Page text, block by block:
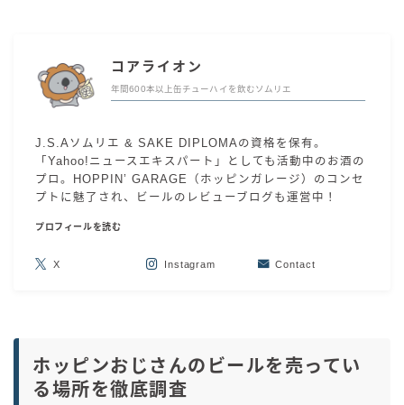
コアライオン
年間600本以上缶チューハイを飲むソムリエ
J.S.Aソムリエ & SAKE DIPLOMAの資格を保有。
「Yahoo!ニュースエキスパート」としても活動中のお酒の
プロ。HOPPIN’ GARAGE（ホッピンガレージ）のコンセ
プトに魅了され、ビールのレビューブログも運営中！
プロフィールを読む
X Instagram Contact
ホッピンおじさんのビールを売ってい
る場所を徹底調査